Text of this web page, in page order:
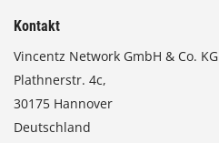
Kontakt
Vincentz Network GmbH & Co. KG
Plathnerstr. 4c,
30175 Hannover
Deutschland